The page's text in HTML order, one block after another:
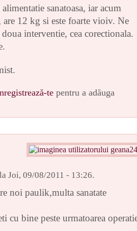
sanatoasa, iar acum
are 12 kg si este foarte vioiv. Ne
interventie, cea corectionala.
te pentru a adăuga
la Joi, 09/08/2011 - 13:26.
noi paulik,multa sanatate
cu bine peste urmatoarea